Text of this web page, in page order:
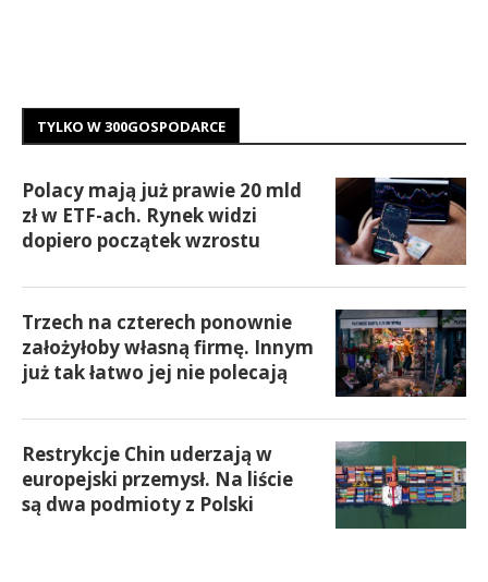
TYLKO W 300GOSPODARCE
Polacy mają już prawie 20 mld
zł w ETF-ach. Rynek widzi
dopiero początek wzrostu
Trzech na czterech ponownie
założyłoby własną firmę. Innym
już tak łatwo jej nie polecają
Restrykcje Chin uderzają w
europejski przemysł. Na liście
są dwa podmioty z Polski